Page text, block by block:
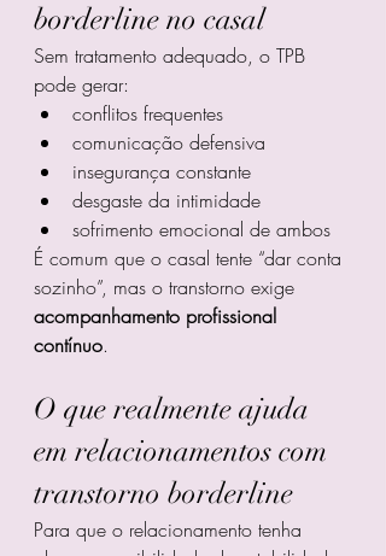
borderline no casal
Sem tratamento adequado, o TPB
pode gerar:
conflitos frequentes
comunicação defensiva
insegurança constante
desgaste da intimidade
sofrimento emocional de ambos
É comum que o casal tente “dar conta
sozinho”, mas o transtorno exige
acompanhamento profissional
contínuo.
O que realmente ajuda
em relacionamentos com
transtorno borderline
Para que o relacionamento tenha